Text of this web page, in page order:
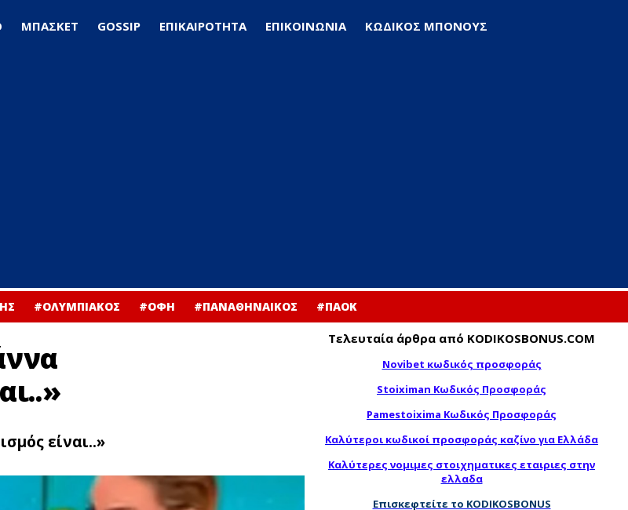
ΜΠΑΣΚΕΤ GOSSIP ΕΠΙΚΑΙΡΟΤΗΤΑ ΕΠΙΚΟΙΝΩΝΙΑ ΚΩΔΙΚΟΣ ΜΠΟΝΟΥΣ
#ΟΛΥΜΠΙΑΚΟΣ #ΟΦΗ #ΠΑΝΑΘΗΝΑΙΚΟΣ #ΠΑΟΚ
είναι..»
Τελευταία άρθρα από KODIKOSBONUS.COM
Novibet κωδικός προσφοράς
Stoiximan Κωδικός Προσφοράς
Pamestoixima Κωδικός Προσφοράς
Καλύτεροι κωδικοί προσφοράς καζίνο για Ελλάδα
Καλύτερες νομιμες στοιχηματικες εταιριες στην
ελλαδα
Επισκεφτείτε το KODIKOSBONUS